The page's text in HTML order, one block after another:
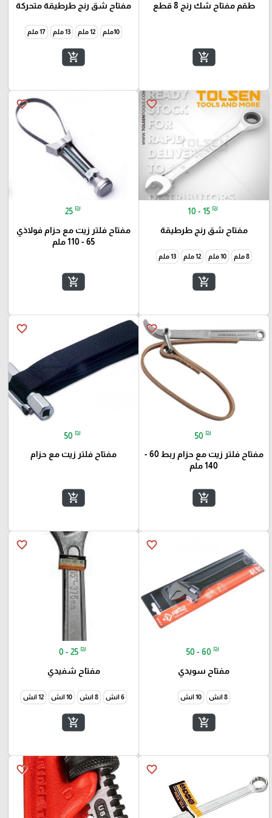
طقم مفتاح شك رنج 8 قطع
add_shopping_cart
مفتاح شق رنج طرطيقة متحركة
10ملم 12 ملم 13 ملم 17 ملم
add_shopping_cart
favorite_border
10 - 15 ₪
مفتاح شق رنج طرطيقة
8 ملم 10 ملم 12 ملم 13 ملم
add_shopping_cart
favorite_border
25 ₪
مفتاح فلتر زيت مع حزام فولاذي
65 - 110 ملم
add_shopping_cart
favorite_border
50 ₪
مفتاح فلتر زيت مع حزام ربط 60 -
140 ملم
add_shopping_cart
favorite_border
50 ₪
مفتاح فلتر زيت مع حزام
add_shopping_cart
favorite_border
50 - 60 ₪
مفتاح سويدي
8 انش 10 انش
add_shopping_cart
favorite_border
0 - 25 ₪
مفتاح شفيدي
6 انش 8 انش 10 انش 12 انش
add_shopping_cart
favorite_border
favorite_border